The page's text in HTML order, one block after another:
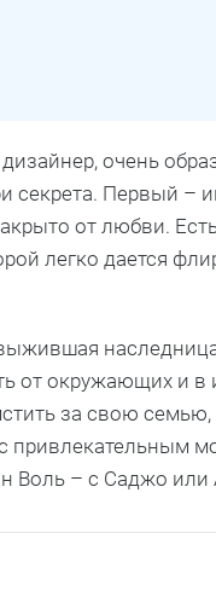
очень
секрета. Первый –
от любви.
легко дается
от окружающих и в
за свою
с привлекательным
Воль – с Саджо или